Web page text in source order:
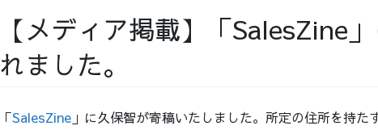
【メディア掲載】「SalesZine
れました。
「SalesZine 」に久保智が寄稿いたしました。所定の住所を持